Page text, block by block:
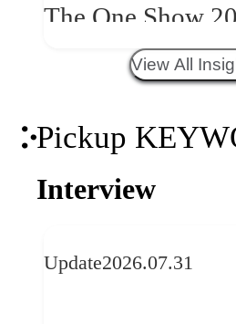
The One Show
エイティブト
「体験」へ変
View All
Pickup
Interview
Update2026.07.31